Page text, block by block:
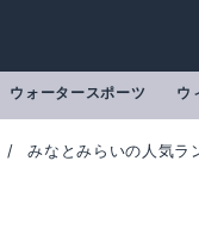
ウォータースポーツ ウ
みなとみらいの人気ラ